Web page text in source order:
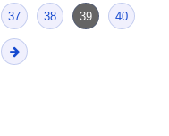
37 38 39 40